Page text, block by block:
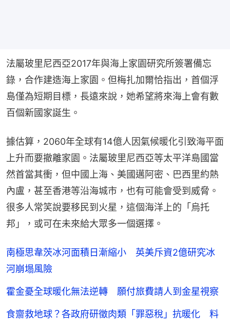
法屬玻里尼西亞2017年與海上家園研究所簽署備忘
錄，合作建造海上家園。但梅扎加爾恰指出，首個浮
島僅為短期目標，長遠來說，她希望將來海上會有數
百個新國家誕生。
據估算，2060年全球有14億人因氣候暖化引致海平面
上升而要撤離家園。法屬玻里尼西亞等太平洋島國當
然首當其衝，但中國上海、美國邁阿密、巴西里約熱
內盧，甚至香港等沿海城市，也有可能會受到威脅。
很多人常笑說要移民到火星，這個海洋上的「烏托
邦」，或可在未來給大眾多一個選擇。
南極思韋茨冰河面積日漸縮小 英美斥資2億研究冰
河崩塌風險
霍金憂全球暖化無法逆轉 願付旅費請人到金星視察
食齋救地球？各政府研徵肉類「罪惡稅」抗暖化 料